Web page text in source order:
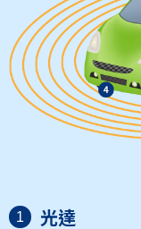
1 光達